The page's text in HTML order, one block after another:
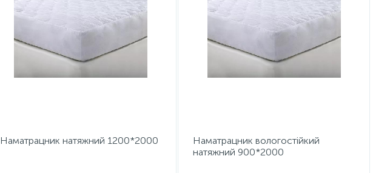
Наматрацник натяжний 1200*2000
Наматрацник вологостійкий
натяжний 900*2000